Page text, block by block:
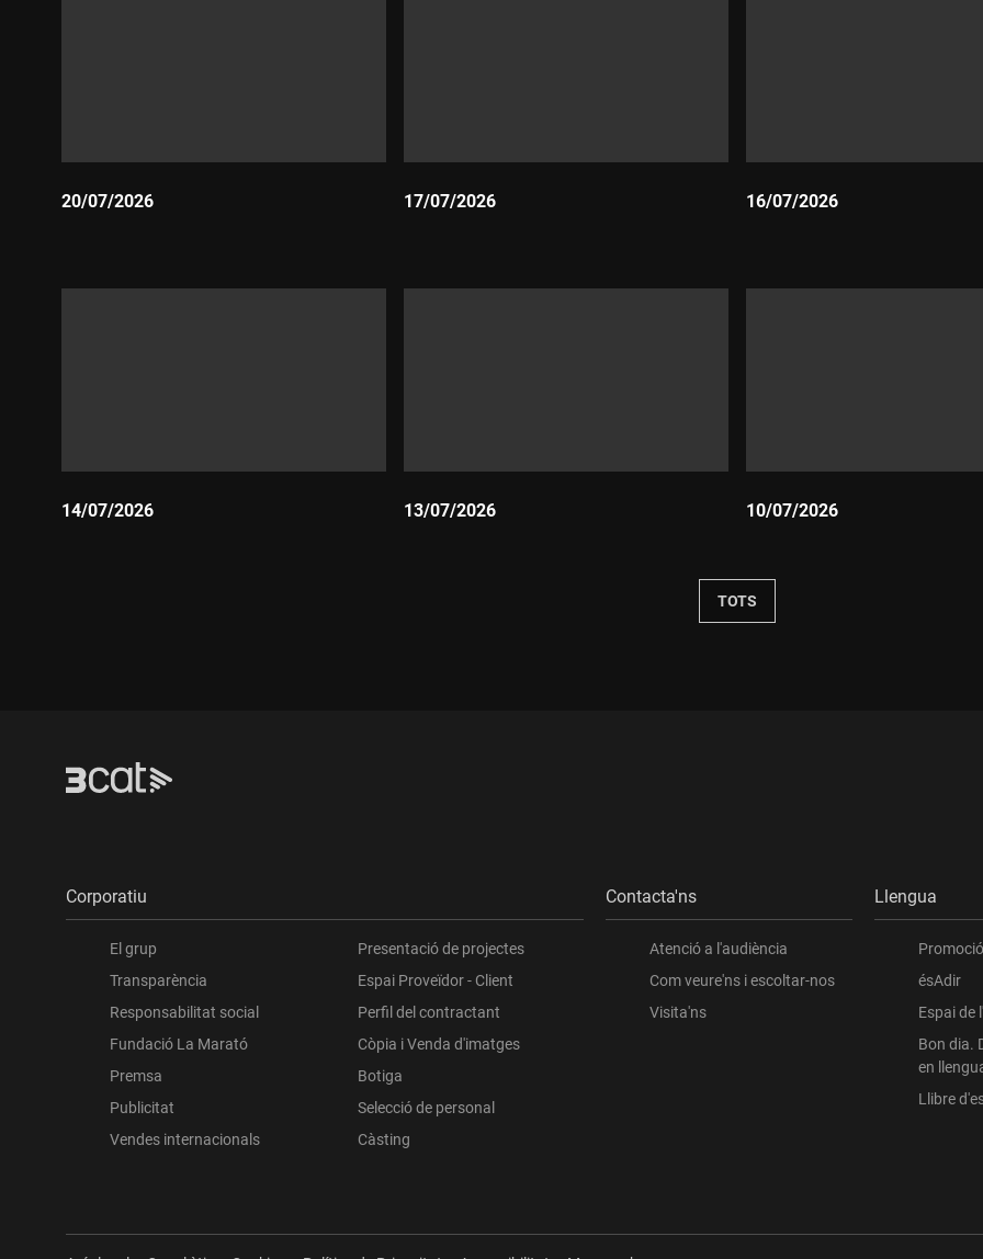
20/07/2026 17/07/2026 16/07/2026
14/07/2026 13/07/2026 10/07/2026
TOTS
Corporatiu
El grup
Transparència
Responsabilitat social
Fundació La Marató
Premsa
Publicitat
Vendes internacionals
Presentació de projectes
Espai Proveïdor - Client
Perfil del contractant
Còpia i Venda d'imatges
Botiga
Selecció de personal
Càsting
Contacta'ns
Atenció a l'audiència
Com veure'ns i escoltar-nos
Visita'ns
Llengua
ésAdir
Espai de
Bon dia.
en
Llibre